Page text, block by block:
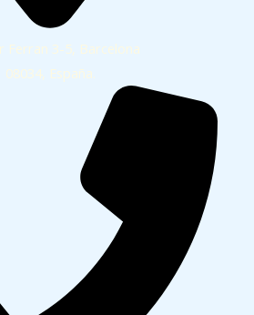
Ferran 3-5, Barcelona
08034, España.